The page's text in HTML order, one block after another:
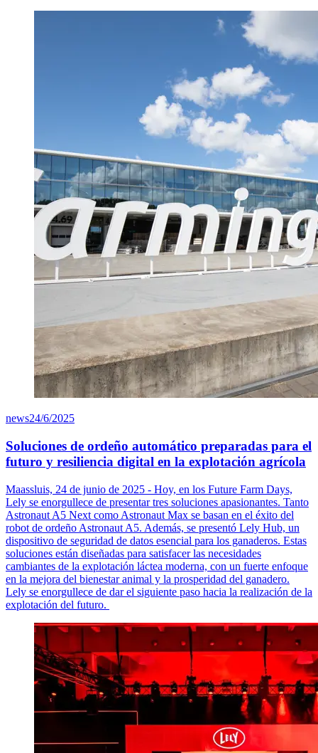
news24/6/2025
Soluciones de ordeño automático preparadas para el
futuro y resiliencia digital en la explotación agrícola
Maassluis, 24 de junio de 2025 - Hoy, en los Future Farm Days,
Lely se enorgullece de presentar tres soluciones apasionantes. Tanto
Astronaut A5 Next como Astronaut Max se basan en el éxito del
robot de ordeño Astronaut A5. Además, se presentó Lely Hub, un
dispositivo de seguridad de datos esencial para los ganaderos. Estas
soluciones están diseñadas para satisfacer las necesidades
cambiantes de la explotación láctea moderna, con un fuerte enfoque
en la mejora del bienestar animal y la prosperidad del ganadero.
Lely se enorgullece de dar el siguiente paso hacia la realización de la
explotación del futuro.